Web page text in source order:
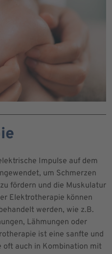
Impulse auf dem
um Schmerzen
fördern und die Muskulatur
Elektrotherapie können
werden, wie z.B.
Lähmungen oder
ist eine sanfte und
oft auch in Kombination mit